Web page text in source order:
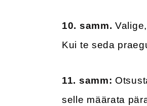
10. samm.
Kui te seda
11. samm:
selle määrata